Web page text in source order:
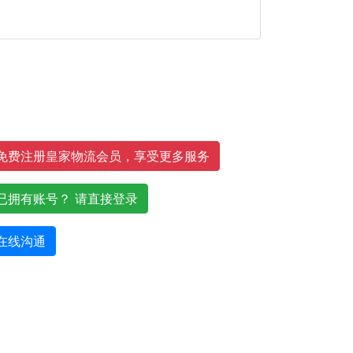
费注册皇家物流会员，享受更多服务
拥有账号？ 请直接登录
线沟通